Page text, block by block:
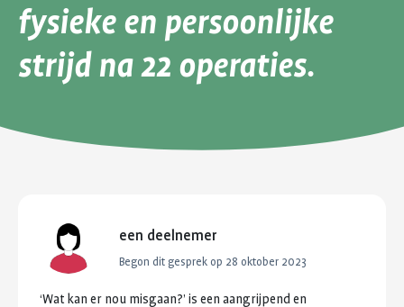
fysieke en persoonlijke
strijd na 22 operaties.
een deelnemer
Begon dit gesprek op 28 oktober 2023
‘Wat kan er nou misgaan?’ is een aangrijpend en